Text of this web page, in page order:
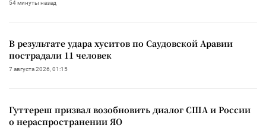
54 минуты назад
В результате удара хуситов по Саудовской Аравии
пострадали 11 человек
7 августа 2026, 01:15
Гуттереш призвал возобновить диалог США и России
о нераспространении ЯО